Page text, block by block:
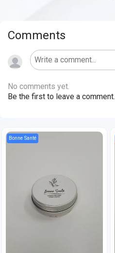
Comments
No comments yet.
Be the first to leave a comment.
Bonne Santé